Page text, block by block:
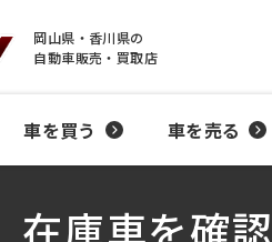
岡山県・香川県の
自動車販売・買取店
車を買う 車を売る
在庫車を確認